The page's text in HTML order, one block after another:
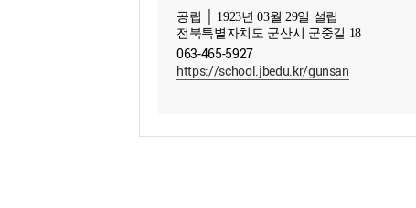
공립 │ 1923년 03월 29일 설립
전북특별자치도 군산시 군중길 18
063-465-5927
https://school.jbedu.kr/gunsan